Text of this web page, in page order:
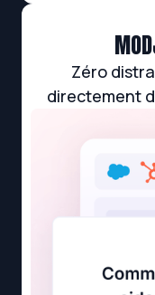
Zéro
directement